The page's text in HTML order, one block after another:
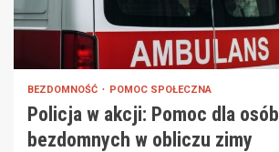
BEZDOMNOŚĆ POMOC SPOŁECZNA
Policja w akcji: Pomoc dla osób
bezdomnych w obliczu zimy